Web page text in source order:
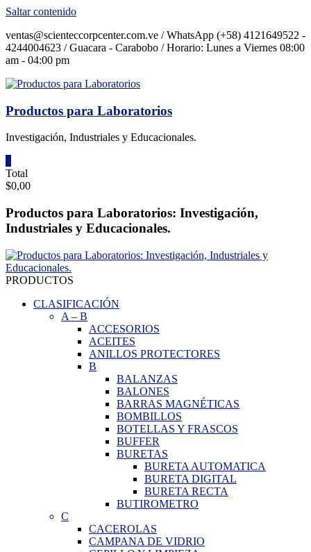
Saltar contenido
ventas@scienteccorpcenter.com.ve / WhatsApp (+58) 4121649522 -
4244004623 / Guacara - Carabobo / Horario: Lunes a Viernes 08:00
am - 04:00 pm
Productos para Laboratorios
Investigación, Industriales y Educacionales.
Total
$0,00
Productos para Laboratorios: Investigación,
Industriales y Educacionales.
PRODUCTOS
CLASIFICACIÓN
A – B
ACCESORIOS
ACEITES
ANILLOS PROTECTORES
B
BALANZAS
BALONES
BARRAS MAGNÉTICAS
BOMBILLOS
BOTELLAS Y FRASCOS
BUFFER
BURETAS
BURETA AUTOMATICA
BURETA DIGITAL
BURETA RECTA
BUTIROMETRO
C
CACEROLAS
CAMPANA DE VIDRIO